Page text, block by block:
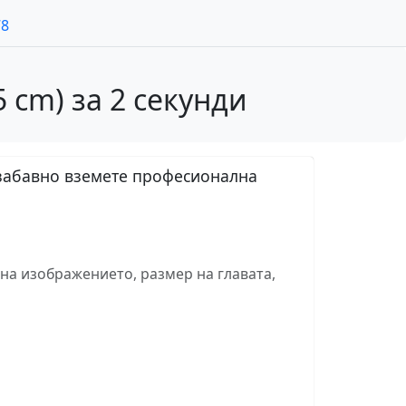
за 2 секунди
вземете професионална
изображението, размер на главата,